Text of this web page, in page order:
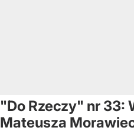
"Do Rzeczy" nr 33:
Mateusza